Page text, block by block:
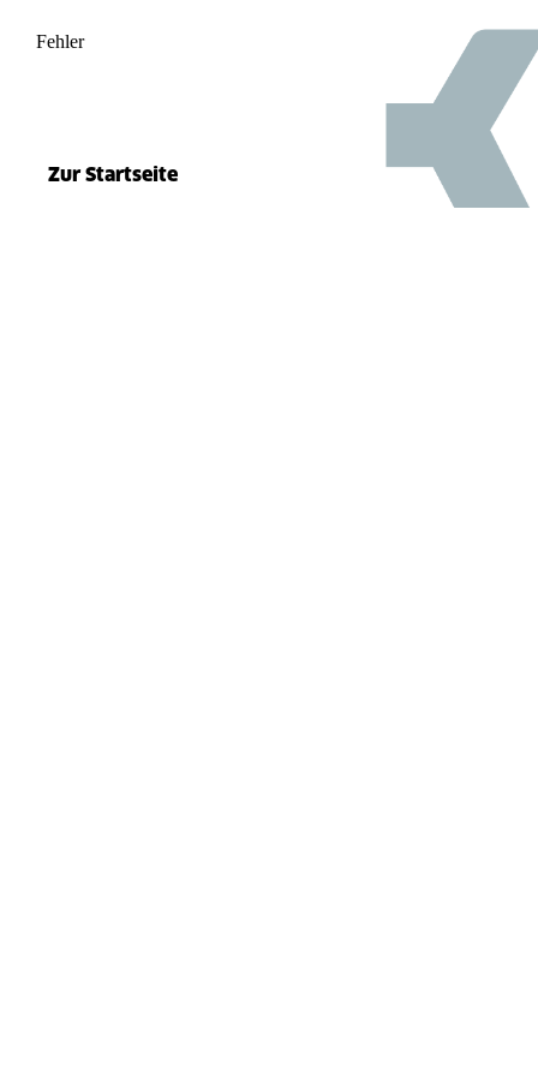
Fehler 500
Zur Startseite